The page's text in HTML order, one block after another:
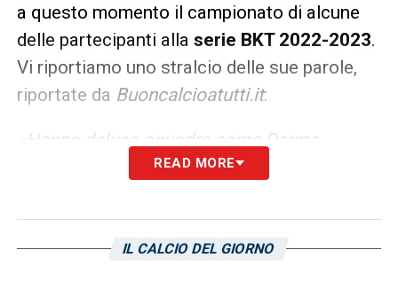
a questo momento il campionato di alcune
delle partecipanti alla serie BKT 2022-2023.
Vi riportiamo uno stralcio delle sue parole,
riportate da Buoncalcioatutti.it:
«Hanno deluso squadre come Parma,
Cagliari, Benevento, partite col favore del
riuscite, almeno per ora, a creare una
squadra nel senso più completo del
READ MORE
IL CALCIO DEL GIORNO